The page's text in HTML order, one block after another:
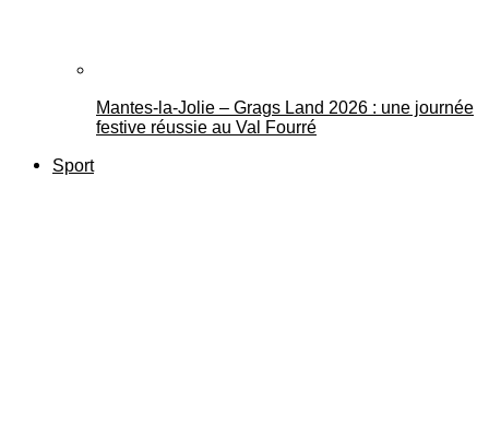
Mantes-la-Jolie – Grags Land 2026 : une journée
festive réussie au Val Fourré
Sport